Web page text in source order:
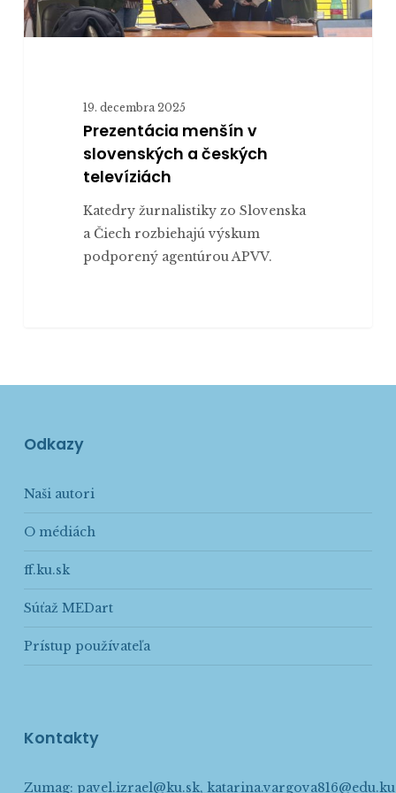
19. decembra 2025
Prezentácia menšín v
slovenských a českých
televíziách
Katedry žurnalistiky zo Slovenska
a Čiech rozbiehajú výskum
podporený agentúrou APVV.
Odkazy
Naši autori
O médiách
ff.ku.sk
Súťaž MEDart
Prístup používateľa
Kontakty
Zumag: pavel.izrael@ku.sk,